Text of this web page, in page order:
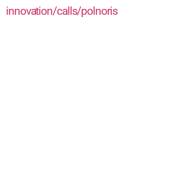
innovation/calls/polnoris